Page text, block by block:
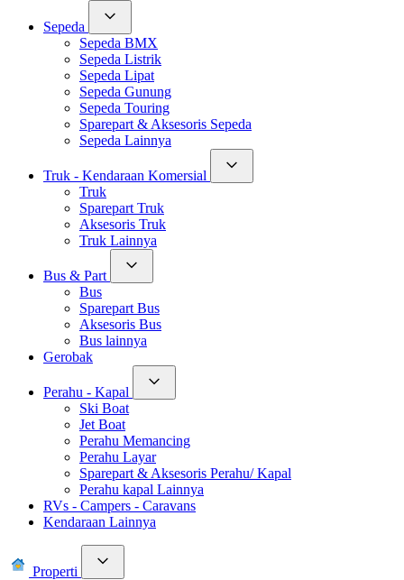
Sepeda
Sepeda BMX
Sepeda Listrik
Sepeda Lipat
Sepeda Gunung
Sepeda Touring
Sparepart & Aksesoris Sepeda
Sepeda Lainnya
Truk - Kendaraan Komersial
Truk
Sparepart Truk
Aksesoris Truk
Truk Lainnya
Bus & Part
Bus
Sparepart Bus
Aksesoris Bus
Bus lainnya
Gerobak
Perahu - Kapal
Ski Boat
Jet Boat
Perahu Memancing
Perahu Layar
Sparepart & Aksesoris Perahu/ Kapal
Perahu kapal Lainnya
RVs - Campers - Caravans
Kendaraan Lainnya
Properti